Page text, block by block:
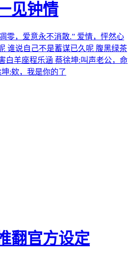
见钟情
零，爱意永不消散.” 爱情，怦然心
谁说自己不是蓄谋已久呢 腹黑绿茶
白羊座程乐涵 蔡徐坤:叫声老公，命
:欸，我是你的了
翻官方设定